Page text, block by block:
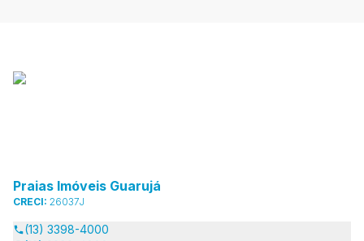
Praias Imóveis Guarujá
CRECI: 26037J
(13) 3398-4000